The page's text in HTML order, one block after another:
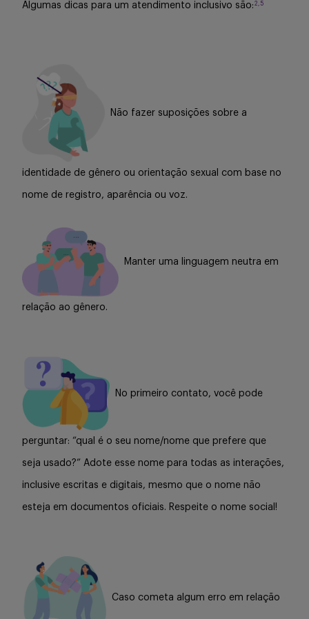
Algumas dicas para um atendimento inclusivo são: 2,5
Não fazer suposições sobre a
identidade de gênero ou orientação sexual com base no
nome de registro, aparência ou voz.
Manter uma linguagem neutra em
relação ao gênero.
No primeiro contato, você pode
perguntar: “qual é o seu nome/nome que prefere que
seja usado?” Adote esse nome para todas as interações,
inclusive escritas e digitais, mesmo que o nome não
esteja em documentos oficiais. Respeite o nome social!
Caso cometa algum erro em relação